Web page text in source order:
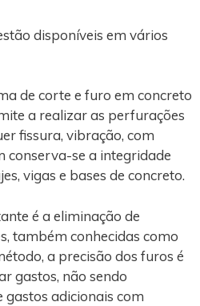
disponíveis em vários
de corte e furo em concreto
a realizar as perfurações
fissura, vibração, com
conserva-se a integridade
vigas e bases de concreto.
é a eliminação de
também conhecidas como
a precisão dos furos é
gastos, não sendo
gastos adicionais com